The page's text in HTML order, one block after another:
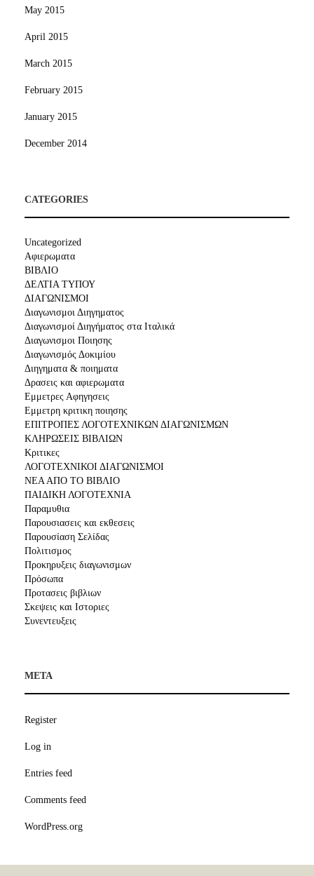
May 2015
April 2015
March 2015
February 2015
January 2015
December 2014
CATEGORIES
Uncategorized
Αφιερωματα
ΒΙΒΛΙΟ
ΔΕΛΤΙΑ ΤΥΠΟΥ
ΔΙΑΓΩΝΙΣΜΟΙ
Διαγωνισμοι Διηγηματος
Διαγωνισμοί Διηγήματος στα Ιταλικά
Διαγωνισμοι Ποιησης
Διαγωνισμός Δοκιμίου
Διηγηματα & ποιηματα
Δρασεις και αφιερωματα
Εμμετρες Αφηγησεις
Εμμετρη κριτικη ποιησης
ΕΠΙΤΡΟΠΕΣ ΛΟΓΟΤΕΧΝΙΚΩΝ ΔΙΑΓΩΝΙΣΜΩΝ
ΚΛΗΡΩΣΕΙΣ ΒΙΒΛΙΩΝ
Κριτικες
ΛΟΓΟΤΕΧΝΙΚΟΙ ΔΙΑΓΩΝΙΣΜΟΙ
ΝΕΑ ΑΠΟ ΤΟ ΒΙΒΛΙΟ
ΠΑΙΔΙΚΗ ΛΟΓΟΤΕΧΝΙΑ
Παραμυθια
Παρουσιασεις και εκθεσεις
Παρουσίαση Σελίδας
Πολιτισμος
Προκηρυξεις διαγωνισμων
Πρόσωπα
Προτασεις βιβλιων
Σκεψεις και Ιστοριες
Συνεντευξεις
META
Register
Log in
Entries feed
Comments feed
WordPress.org